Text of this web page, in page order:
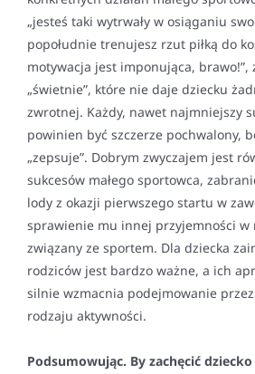
„jesteś taki wytrwały w osiąganiu
popołudnie trenujesz rzut piłką do
motywacja jest imponująca, brawo!”,
„świetnie”, które nie daje dziecku
zwrotnej. Każdy, nawet najmniejszy
powinien być szczerze pochwalony,
„zepsuje”. Dobrym zwyczajem jest
sukcesów małego sportowca,
lody z okazji pierwszego startu w
sprawienie mu innej przyjemności w
związany ze sportem. Dla dziecka
rodziców jest bardzo ważne, a ich
silnie wzmacnia podejmowanie
rodzaju aktywności.
Podsumowując. By zachęcić